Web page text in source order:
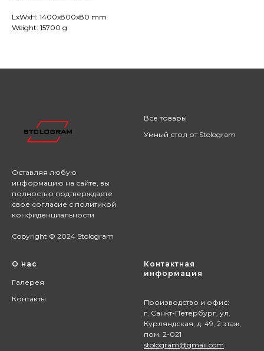
LxWxH: 1400x800x80 mm
Weight: 15700 g
Оставляя любую
информацию на сайте, вы
полностью подтверждаете
свое согласие с политикой
конфиденциальности
Copyright © 2024 Stologram
Все товары
Умный стол от Stologram
О нас
Галерея
Контакты
Контактная
информация
Производство и офис:
г. Санкт-Петербург, ул.
Курляндская, д. 49, 2 этаж,
пом. 2-021
stologram@gmail.com